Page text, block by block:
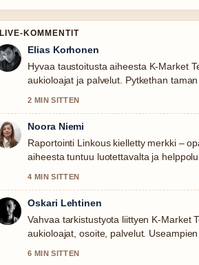
LIVE-KOMMENTIT
Elias Korhonen
Hyvaa taustoitusta aiheesta K-Market
aukioloajat ja palvelut. Pytkethan
2 MIN SITTEN
Noora Niemi
Raportointi Linkous kielletty merkki –
aiheesta tuntuu luotettavalta ja
4 MIN SITTEN
Oskari Lehtinen
Vahvaa tarkistustyota liittyen K-Market
aukioloajat, osoite, palvelut.
6 MIN SITTEN